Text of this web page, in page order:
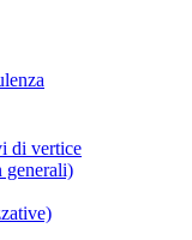
di vertice
generali)